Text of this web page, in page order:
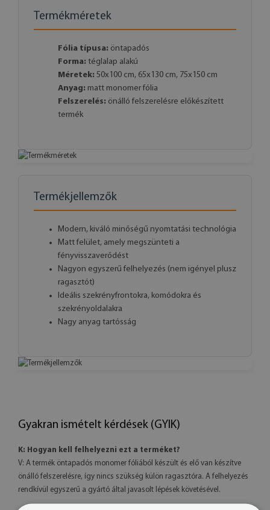
Termékméretek
Fólia típusa: öntapadós
Forma: téglalap alakú
Méretek: 50x100 cm, 65x130 cm, 75x150 cm
Anyag: matt monomer fólia
Felszerelés: önálló felszerelésre előkészített
termék
Termékjellemzők
Modern, kiváló minőségű nyomtatási technológia
Matt felület, amely megszünteti a
fényvisszaverődést
Nagyon egyszerű felhelyezés (nem igényel plusz
ragasztót)
Ideális szekrényfrontokra, komódokra és
szekrényoldalakra
Nagy anyag tartósság
Gyakran ismételt kérdések (GYIK)
K: Hogyan kell felhelyezni ezt a terméket?
V: A termék öntapadós monomer fóliából készült és elő van készítve
önálló felszerelésre, így nincs szükség külön ragasztóra. A felhelyezés
rendkívül egyszerű a gyártó által javasolt lépések követésével.